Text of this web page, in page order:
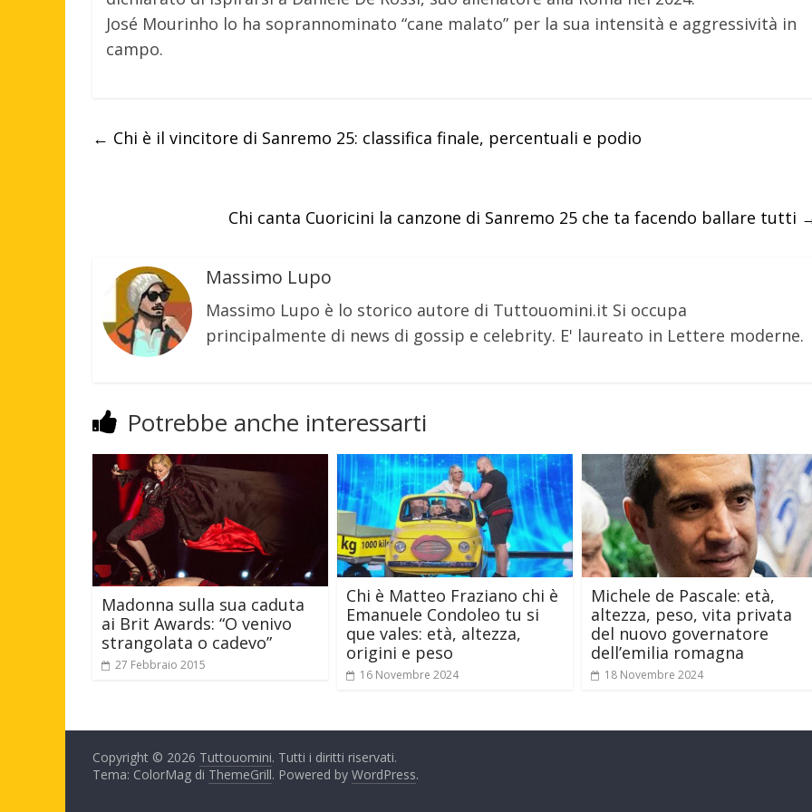
José Mourinho lo ha soprannominato “cane malato” per la sua intensità e aggressività in
campo.
← Chi è il vincitore di Sanremo 25: classifica finale, percentuali e podio
Chi canta Cuoricini la canzone di Sanremo 25 che ta facendo ballare tutti
Massimo Lupo
Massimo Lupo è lo storico autore di Tuttouomini.it Si occupa
principalmente di news di gossip e celebrity. E' laureato in Lettere moderne.
Potrebbe anche interessarti
Madonna sulla sua caduta
ai Brit Awards: “O venivo
strangolata o cadevo”
27 Febbraio 2015
Chi è Matteo Fraziano chi è
Emanuele Condoleo tu si
que vales: età, altezza,
origini e peso
16 Novembre 2024
Michele de Pascale: età,
altezza, peso, vita privata
del nuovo governatore
dell’emilia romagna
18 Novembre 2024
Copyright © 2026 Tuttouomini. Tutti i diritti riservati.
Tema: ColorMag di ThemeGrill. Powered by WordPress.